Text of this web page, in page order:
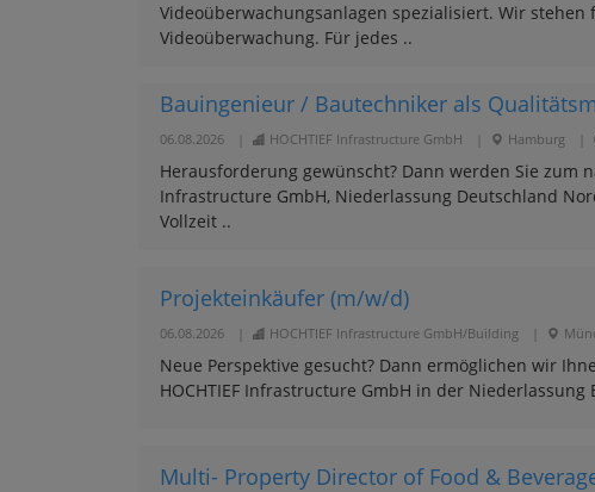
Videoüberwachungsanlagen spezialisiert. Wir
Videoüberwachung. Für jedes ..
Bauingenieur / Bautechniker als
06.08.2026 HOCHTIEF Infrastructure GmbH Hamburg
Herausforderung gewünscht? Dann werden Sie zum
Infrastructure GmbH, Niederlassung Deutschland
Vollzeit ..
Projekteinkäufer (m/w/d)
06.08.2026 HOCHTIEF Infrastructure GmbH/Building
Neue Perspektive gesucht? Dann ermöglichen wir
HOCHTIEF Infrastructure GmbH in der
Multi- Property Director of Food &